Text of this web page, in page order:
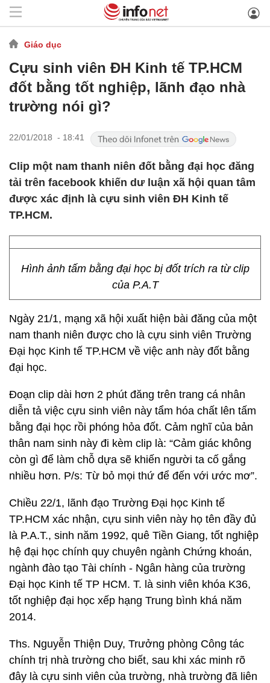
Giáo dục
Cựu sinh viên ĐH Kinh tế TP.HCM
đốt bằng tốt nghiệp, lãnh đạo nhà
trường nói gì?
22/01/2018 - 18:41
Clip một nam thanh niên đốt bằng đại học đăng
tải trên facebook khiến dư luận xã hội quan tâm
được xác định là cựu sinh viên ĐH Kinh tế
TP.HCM.
Hình ảnh tấm bằng đại học bị đốt trích ra từ clip
của P.A.T
Ngày 21/1, mạng xã hội xuất hiện bài đăng của một
nam thanh niên được cho là cựu sinh viên Trường
Đại học Kinh tế TP.HCM về việc anh này đốt bằng
đại học.
Đoạn clip dài hơn 2 phút đăng trên trang cá nhân
diễn tả việc cựu sinh viên này tẩm hóa chất lên tấm
bằng đại học rồi phóng hỏa đốt. Cảm nghĩ của bản
thân nam sinh này đi kèm clip là: “Cảm giác không
còn gì để làm chỗ dựa sẽ khiến người ta cố gắng
nhiều hơn. P/s: Từ bỏ mọi thứ để đến với ước mơ”.
Chiều 22/1, lãnh đạo Trường Đại học Kinh tế
TP.HCM xác nhận, cựu sinh viên này họ tên đầy đủ
là P.A.T., sinh năm 1992, quê Tiền Giang, tốt nghiệp
hệ đại học chính quy chuyên ngành Chứng khoán,
ngành đào tạo Tài chính - Ngân hàng của trường
Đại học Kinh tế TP HCM. T. là sinh viên khóa K36,
tốt nghiệp đại học xếp hạng Trung bình khá năm
2014.
Ths. Nguyễn Thiện Duy, Trưởng phòng Công tác
chính trị nhà trường cho biết, sau khi xác minh rõ
đây là cựu sinh viên của trường, nhà trường đã liên